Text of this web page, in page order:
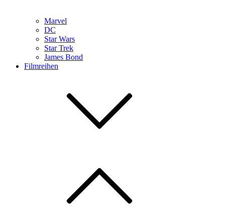
Marvel
DC
Star Wars
Star Trek
James Bond
Filmreihen